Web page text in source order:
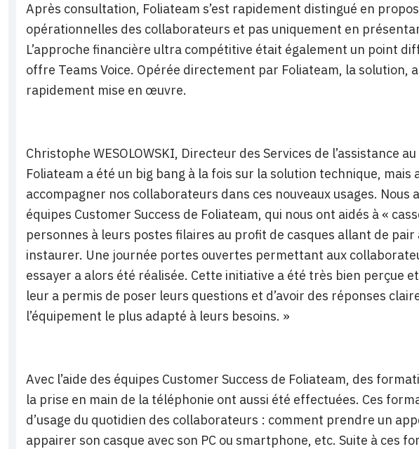
Après consultation, Foliateam s’est rapidement distingué en
opérationnelles des collaborateurs et pas uniquement en
L’approche financière ultra compétitive était également un point
offre Teams Voice. Opérée directement par Foliateam, la solution,
rapidement mise en œuvre.
Christophe WESOLOWSKI, Directeur des Services de l’assistance
Foliateam a été un big bang à la fois sur la solution technique,
accompagner nos collaborateurs dans ces nouveaux usages. Nous
équipes Customer Success de Foliateam, qui nous ont aidés à «
personnes à leurs postes filaires au profit de casques allant de
instaurer. Une journée portes ouvertes permettant aux
essayer a alors été réalisée. Cette initiative a été très bien perçue
leur a permis de poser leurs questions et d’avoir des réponses
l’équipement le plus adapté à leurs besoins. »
Avec l’aide des équipes Customer Success de Foliateam, des
la prise en main de la téléphonie ont aussi été effectuées. Ces
d’usage du quotidien des collaborateurs : comment prendre un
appairer son casque avec son PC ou smartphone, etc. Suite à ces